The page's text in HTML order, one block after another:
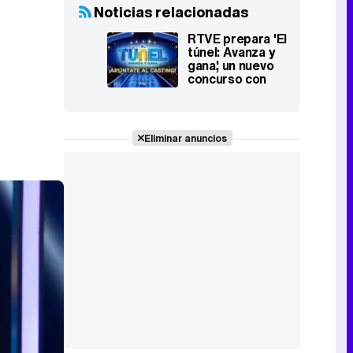
Noticias relacionadas
RTVE prepara 'El
túnel: Avanza y
gana', un nuevo
concurso con
Eliminar anuncios